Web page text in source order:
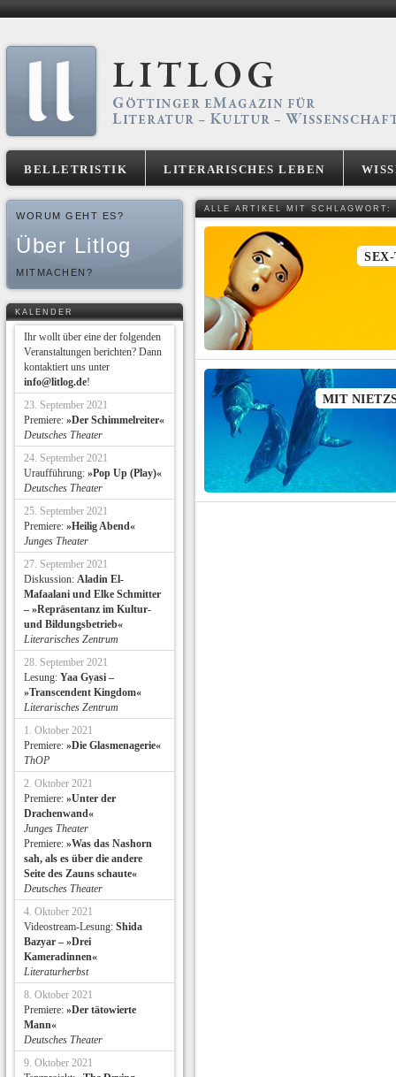
BELLETRISTIK LITERARISCHES LEBEN
ALLE ARTIKEL MIT SCHLAGWORT:
MIT
WORUM GEHT ES?
Über Litlog
MITMACHEN?
KALENDER
Ihr wollt über eine der folgenden
Veranstaltungen berichten? Dann
kontaktiert uns unter
info@litlog.de!
23. September 2021
Premiere: »Der Schimmelreiter«
Deutsches Theater
24. September 2021
Uraufführung: »Pop Up (Play)«
Deutsches Theater
25. September 2021
Premiere: »Heilig Abend«
Junges Theater
27. September 2021
Diskussion: Aladin El-
Mafaalani und Elke Schmitter
– »Repräsentanz im Kultur-
und Bildungsbetrieb«
Literarisches Zentrum
28. September 2021
Lesung: Yaa Gyasi –
»Transcendent Kingdom«
Literarisches Zentrum
1. Oktober 2021
Premiere: »Die Glasmenagerie«
ThOP
2. Oktober 2021
Premiere: »Unter der
Drachenwand«
Junges Theater
Premiere: »Was das Nashorn
sah, als es über die andere
Seite des Zauns schaute«
Deutsches Theater
4. Oktober 2021
Videostream-Lesung: Shida
Bazyar – »Drei
Kameradinnen«
Literaturherbst
8. Oktober 2021
Premiere: »Der tätowierte
Mann«
Deutsches Theater
9. Oktober 2021